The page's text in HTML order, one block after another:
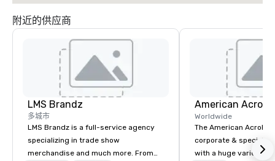
附近的供应商
LMS Brandz
多城市
LMS Brandz is a full-service agency
specializing in trade show
merchandise and much more. From
Worldwide
The American
corporate & special
with a huge variety of